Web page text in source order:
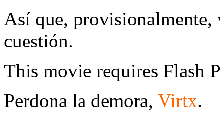
Así que,
cuestión.
This movie requires Flash
Perdona la demora, Virtx.